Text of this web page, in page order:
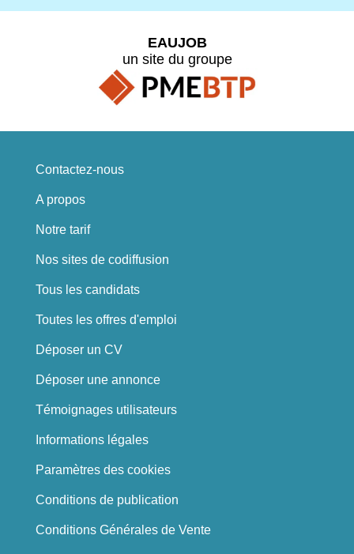
EAUJOB
un site du groupe
Contactez-nous
A propos
Notre tarif
Nos sites de codiffusion
Tous les candidats
Toutes les offres d'emploi
Déposer un CV
Déposer une annonce
Témoignages utilisateurs
Informations légales
Paramètres des cookies
Conditions de publication
Conditions Générales de Vente